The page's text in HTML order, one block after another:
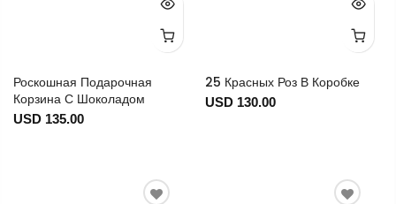
Роскошная Подарочная
Корзина С Шоколадом
USD 135.00
25 Красных Роз В Коробке
USD 130.00